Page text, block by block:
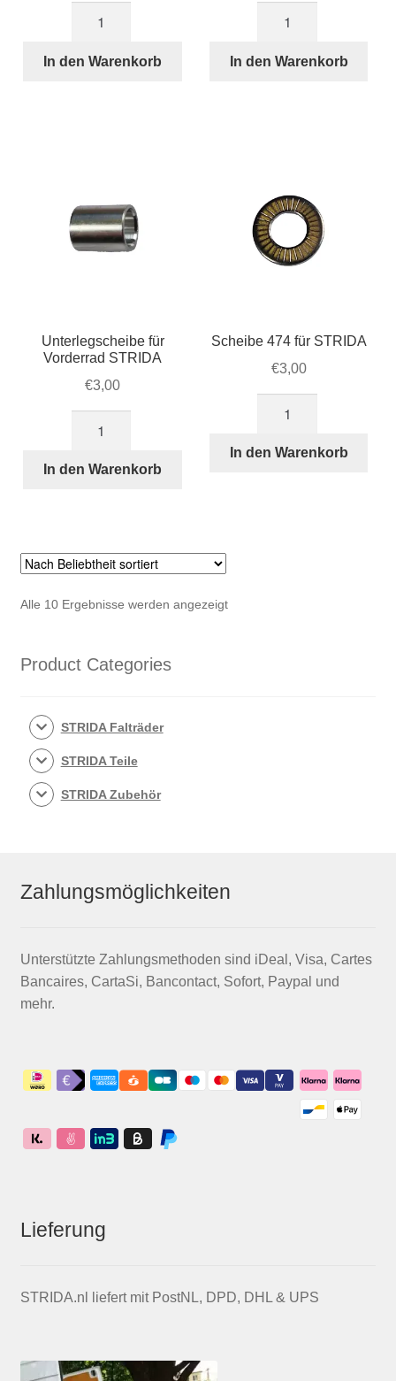
für
In den Warenkorb
Führungsrad
In den Warenkorb
Unterlegscheibe für
Vorderrad STRIDA
€3,00
Vorderrad
In den Warenkorb
Scheibe 474 für STRIDA
€3,00
für
In den Warenkorb
Alle 10 Ergebnisse werden angezeigtNach
Product Categories
STRIDA Falträder
STRIDA Teile
STRIDA Zubehör
Zahlungsmöglichkeiten
Unterstützte Zahlungsmethoden sind iDeal, Visa, Cartes
Bancaires, CartaSi, Bancontact, Sofort, Paypal und
mehr.
Lieferung
STRIDA.nl liefert mit PostNL, DPD, DHL & UPS